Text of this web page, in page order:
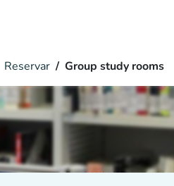
Reservar Group study rooms